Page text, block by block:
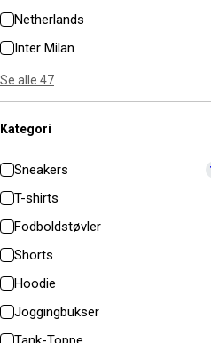
Netherlands
Inter Milan
Se alle 47
Kategori
Sneakers
T-shirts
Fodboldstøvler
Shorts
Hoodie
Joggingbukser